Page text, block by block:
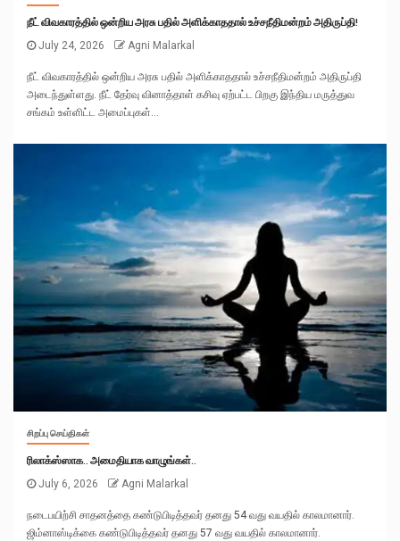
நீட் விவகாரத்தில் ஒன்றிய அரசு பதில் அளிக்காததால் உச்சநீதிமன்றம் அதிருப்தி!
July 24, 2026
Agni Malarkal
நீட் விவகாரத்தில் ஒன்றிய அரசு பதில் அளிக்காததால் உச்சநீதிமன்றம் அதிருப்தி
அடைந்துள்ளது. நீட் தேர்வு வினாத்தாள் கசிவு ஏற்பட்ட பிறகு இந்திய மருத்துவ
சங்கம் உள்ளிட்ட அமைப்புகள்...
சிறப்பு செய்திகள்
ரிலாக்ஸ்ஸாக.. அமைதியாக வாழுங்கள்..
July 6, 2026
Agni Malarkal
நடைபயிற்சி சாதனத்தை கண்டுபிடித்தவர் தனது 54 வது வயதில் காலமானார்.
ஜிம்னாஸ்டிக்கை கண்டுபிடித்தவர் தனது 57 வது வயதில் காலமானார்.